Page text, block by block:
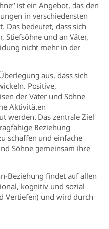
ist ein Angebot, das den
in verschiedensten
Das bedeutet, dass sich
Stiefsöhne und an Väter,
nicht mehr in der
aus, dass sich
Positive,
der Väter und Söhne
Aktivitäten
werden. Das zentrale Ziel
Beziehung
schaffen und einfache
Söhne gemeinsam ihre
Beziehung findet auf allen
kognitiv und sozial
Vertiefen) und wird durch